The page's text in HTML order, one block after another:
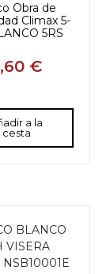
Obra de
Climax 5-
5RS
€
a la
cesta